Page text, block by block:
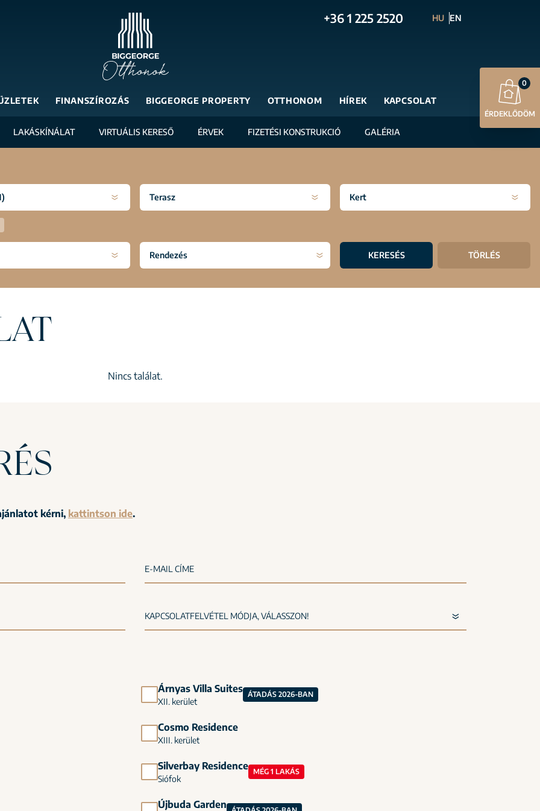
+36 1 225 2520 HU EN
FINANSZÍROZÁS BIGGEORGE PROPERTY OTTHONOM HÍREK KAPCSOLAT
LAKÁSKÍNÁLAT VIRTUÁLIS KERESŐ ÉRVEK FIZETÉSI KONSTRUKCIÓ GALÉRIA
Terasz Kert
KERESÉS TÖRLÉS
Nincs találat.
kérni, kattintson ide.
E-MAIL CÍME
Árnyas Villa Suites
XII. kerület
ÁTADÁS 2026-BAN
Cosmo Residence
XIII. kerület
Silverbay Residence
Siófok
MÉG 1 LAKÁS
Újbuda Garden
ÉRDEKLŐDÖM
0